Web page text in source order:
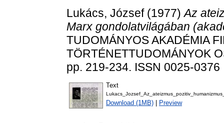
Lukács, József(1977)Az
Marx gondolatvilágában
TUDOMÁNYOS AKADÉMIA
TÖRTÉNETTUDOMÁNYOK
pp. 219-234. ISSN 0025-0376
Text
Download (1MB) Preview